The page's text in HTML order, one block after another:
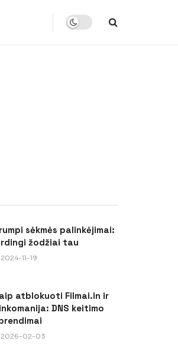
sėkmės palinkėjimai:
žodžiai tau
11-19
atblokuoti Filmai.in ir
DNS keitimo
02-03